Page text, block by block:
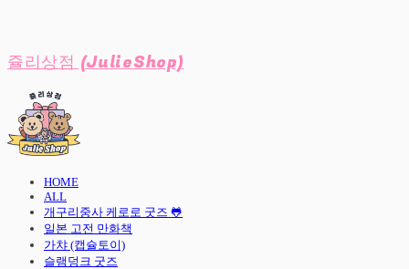
쥴리상점 (JulieShop)
HOME
ALL
개구리중사 케로로 굿즈 🐸
일본 고전 만화책
가챠 (캡슐토이)
슬램덩크 굿즈